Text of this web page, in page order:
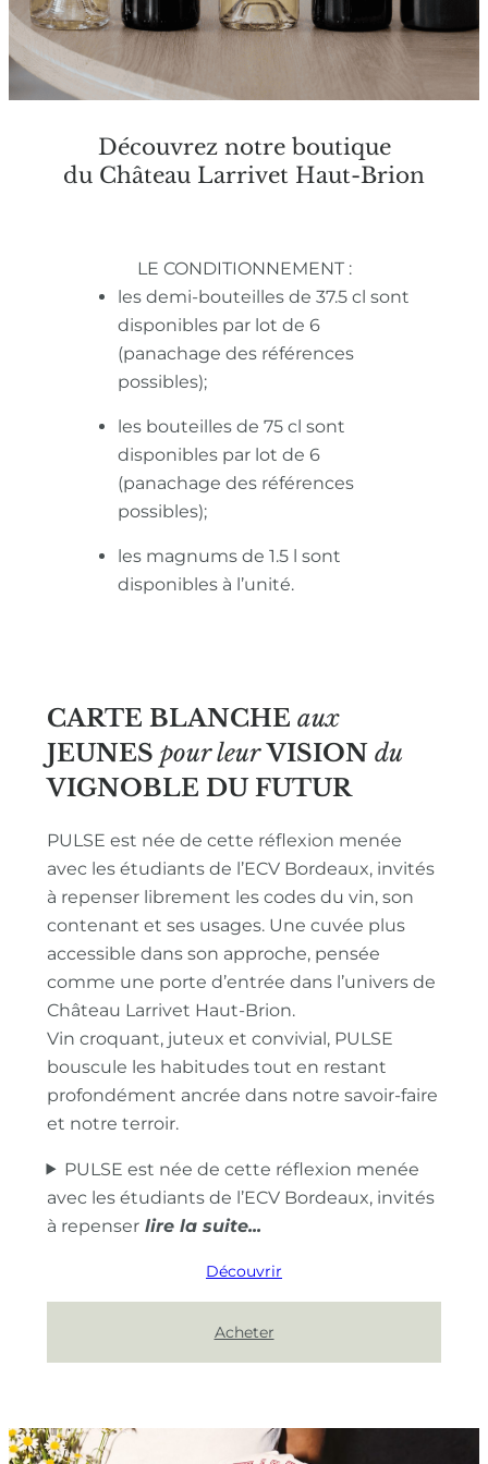
Découvrez notre boutique
du Château Larrivet Haut-Brion
LE CONDITIONNEMENT :
les demi-bouteilles de 37.5 cl sont
disponibles par lot de 6
(panachage des références
possibles);
les bouteilles de 75 cl sont
disponibles par lot de 6
(panachage des références
possibles);
les magnums de 1.5 l sont
disponibles à l’unité.
CARTE BLANCHE aux
JEUNES pour leur VISION du
VIGNOBLE DU FUTUR
PULSE est née de cette réflexion menée
avec les étudiants de l’ECV Bordeaux, invités
à repenser librement les codes du vin, son
contenant et ses usages. Une cuvée plus
accessible dans son approche, pensée
comme une porte d’entrée dans l’univers de
Château Larrivet Haut-Brion.
Vin croquant, juteux et convivial, PULSE
bouscule les habitudes tout en restant
profondément ancrée dans notre savoir-faire
et notre terroir.
PULSE est née de cette réflexion menée
avec les étudiants de l’ECV Bordeaux, invités
à repenser
Découvrir
Acheter